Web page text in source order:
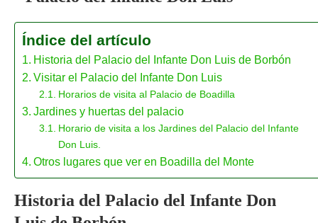
Índice del artículo
Historia del Palacio del Infante Don Luis de Borbón
Visitar el Palacio del Infante Don Luis
Horarios de visita al Palacio de Boadilla
Jardines y huertas del palacio
Horario de visita a los Jardines del Palacio del Infante
Don Luis.
Otros lugares que ver en Boadilla del Monte
Historia del Palacio del Infante Don